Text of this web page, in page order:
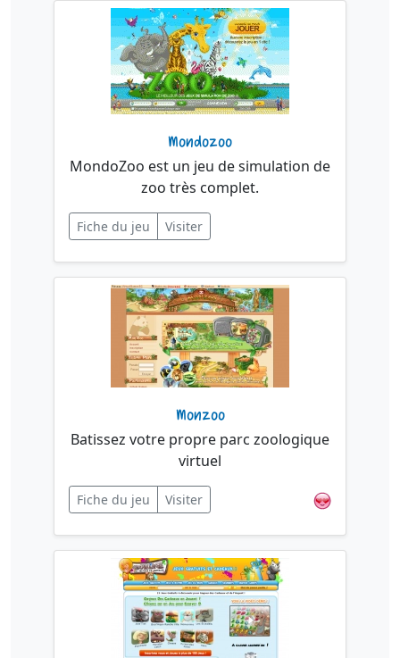
Mondozoo
MondoZoo est un jeu de simulation de
zoo très complet.
Fiche du jeu Visiter
Monzoo
Batissez votre propre parc zoologique
virtuel
Fiche du jeu Visiter